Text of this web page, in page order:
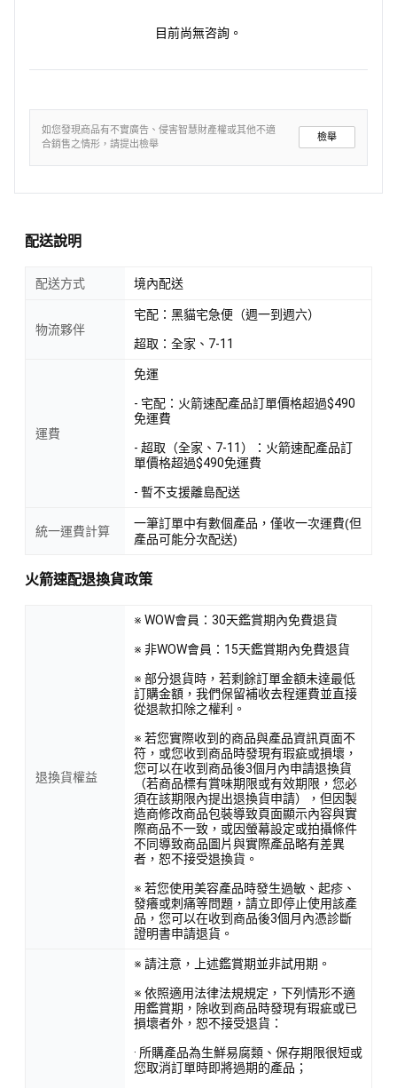
目前尚無咨詢。
如您發現商品有不實廣告、侵害智慧財產權或其他不適
合銷售之情形，請提出檢舉
檢舉
配送說明
配送方式 境內配送
物流夥伴
宅配：黑貓宅急便（週一到週六）
超取：全家、7-11
運費
免運
- 宅配：火箭速配產品訂單價格超過$490
免運費
- 超取（全家、7-11）：火箭速配產品訂
單價格超過$490免運費
- 暫不支援離島配送
統一運費計算
一筆訂單中有數個產品，僅收一次運費(但
產品可能分次配送)
火箭速配退換貨政策
退換貨權益
※ WOW會員：30天鑑賞期內免費退貨
※ 非WOW會員：15天鑑賞期內免費退貨
※ 部分退貨時，若剩餘訂單金額未達最低
訂購金額，我們保留補收去程運費並直接
從退款扣除之權利。
※ 若您實際收到的商品與產品資訊頁面不
符，或您收到商品時發現有瑕疵或損壞，
您可以在收到商品後3個月內申請退換貨
（若商品標有賞味期限或有效期限，您必
須在該期限內提出退換貨申請），但因製
造商修改商品包裝導致頁面顯示內容與實
際商品不一致，或因螢幕設定或拍攝條件
不同導致商品圖片與實際產品略有差異
者，恕不接受退換貨。
※ 若您使用美容產品時發生過敏、起疹、
發癢或刺痛等問題，請立即停止使用該產
品，您可以在收到商品後3個月內憑診斷
證明書申請退貨。
※ 請注意，上述鑑賞期並非試用期。
※ 依照適用法律法規規定，下列情形不適
用鑑賞期，除收到商品時發現有瑕疵或已
損壞者外，恕不接受退貨：
· 所購產品為生鮮易腐類、保存期限很短或
您取消訂單時即將過期的產品；